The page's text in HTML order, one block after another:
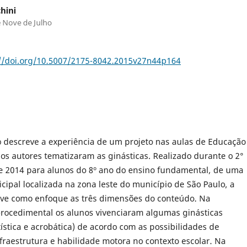
de Julho
10.5007/2175-8042.2015v27n44p164
descreve a experiência de um projeto nas aulas de Educação
autores tematizaram as ginásticas. Realizado durante o 2°
2014 para alunos do 8º ano do ensino fundamental, de uma
localizada na zona leste do município de São Paulo, a
como enfoque as três dimensões do conteúdo. Na
os alunos vivenciaram algumas ginásticas
e acrobática) de acordo com as possibilidades de
e habilidade motora no contexto escolar. Na